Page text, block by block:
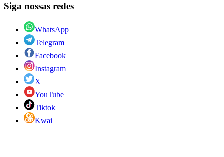
Siga nossas redes
WhatsApp
Telegram
Facebook
Instagram
X
YouTube
Tiktok
Kwai